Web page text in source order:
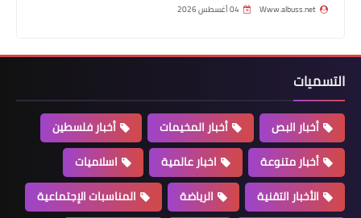
أخبار متنوعة
والاجتماعية الخيرية السيد غسان قرعوني :
قليل الكلام كثير العمل يجمع الناس على
محبته وتقديره دوره الانساني
Www.albuss.net 04 أغسطس 2026
التسميات
أخبار البص أخبار المخيمات
أخبار فلسطين
أخبار متنوعة
اخبار عالمية
اسلاميات
الأخبار التقنية
الرياضة
المناسبات الإجتماعية